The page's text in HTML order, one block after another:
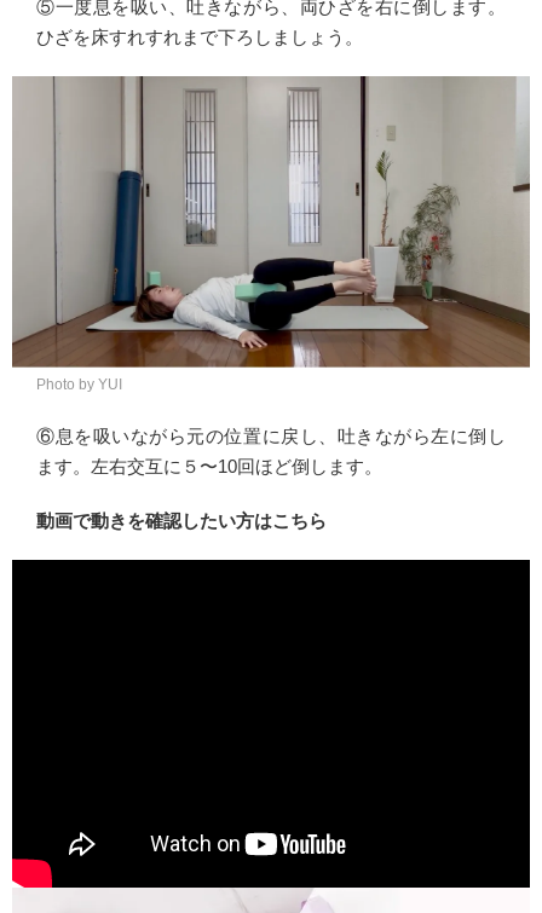
⑤一度息を吸い、吐きながら、両ひざを右に倒します。
ひざを床すれすれまで下ろしましょう。
Photo by YUI
⑥息を吸いながら元の位置に戻し、吐きながら左に倒し
ます。左右交互に５〜10回ほど倒します。
動画で動きを確認したい方はこちら